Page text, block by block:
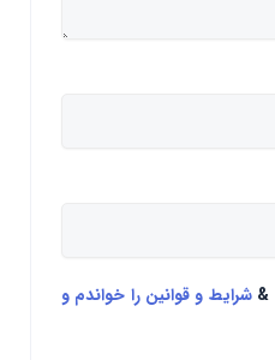
&شرایط و قوانین را خواندم و